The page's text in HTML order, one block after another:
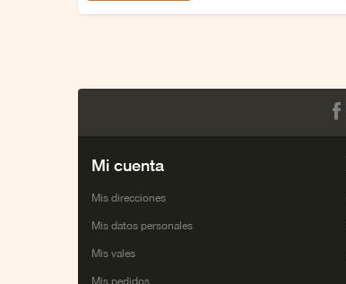
Mi cuenta
Mis direcciones
Mis datos personales
Mis vales
Mis pedidos